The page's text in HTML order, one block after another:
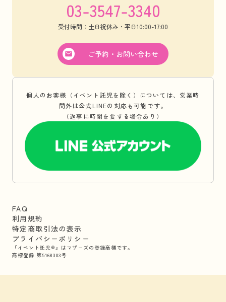
03-3547-3340
受付時間：土日祝休み・平日10:00-17:00
ご予約・お問い合わせ
個人のお客様（イベント託児を除く）については、営業時
間外は公式LINEの対応も可能です。
（返事に時間を要する場合あり）
FAQ
利用規約
特定商取引法の表示
プライバシーポリシー
『イベント託児®』はマザーズの登録商標です。
商標登録 第5168303号